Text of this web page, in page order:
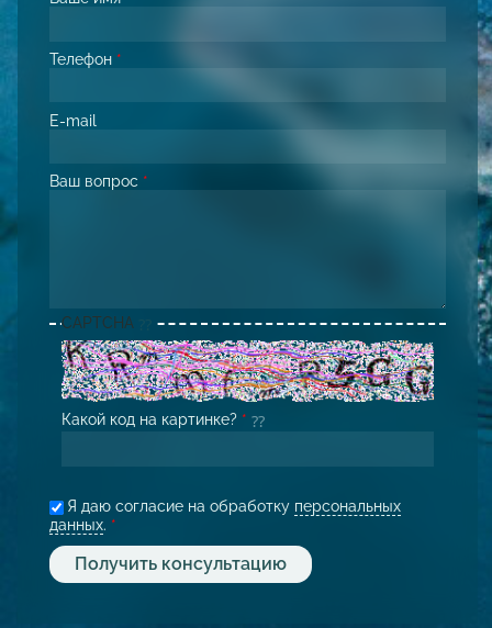
Телефон *
E-mail
Ваш вопрос *
CAPTCHA
Какой код на картинке? *
Я даю согласие на обработку персональных
данных. *